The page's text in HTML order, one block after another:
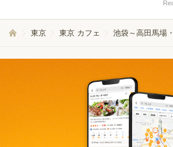
東京 東京 カフェ 池袋～高田馬場